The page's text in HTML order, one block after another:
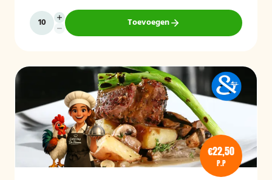
Toevoegen
€22,50
P.P